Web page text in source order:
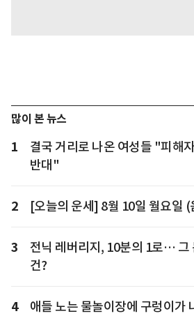
많이 본 뉴스
1
결국 거리로 나온 여성들 "피해
반대"
2 [오늘의 운세] 8월 10일 월요일
3
전닉 레버리지, 10분의 1로… 그
건?
4 애들 노는 물놀이장에 구렁이가